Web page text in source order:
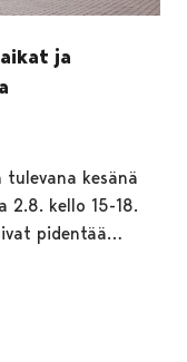
ja
tulevana kesänä
2.8. kello 15-18.
pidentää…